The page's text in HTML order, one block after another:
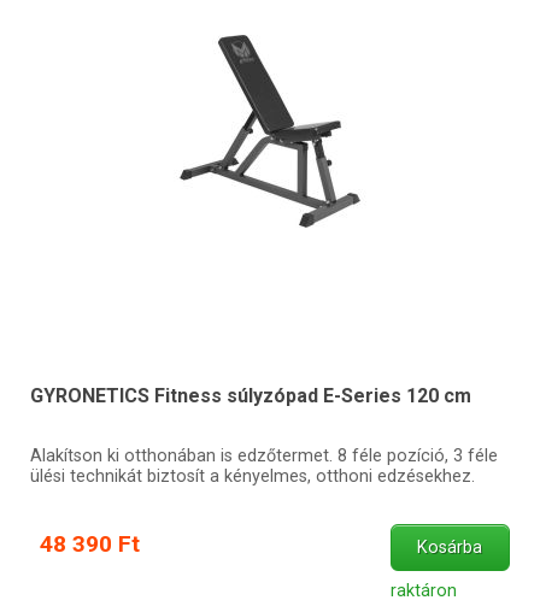
GYRONETICS Fitness súlyzópad E-Series 120 cm
Alakítson ki otthonában is edzőtermet. 8 féle pozíció, 3 féle
ülési technikát biztosít a kényelmes, otthoni edzésekhez.
48 390 Ft Kosárba
raktáron